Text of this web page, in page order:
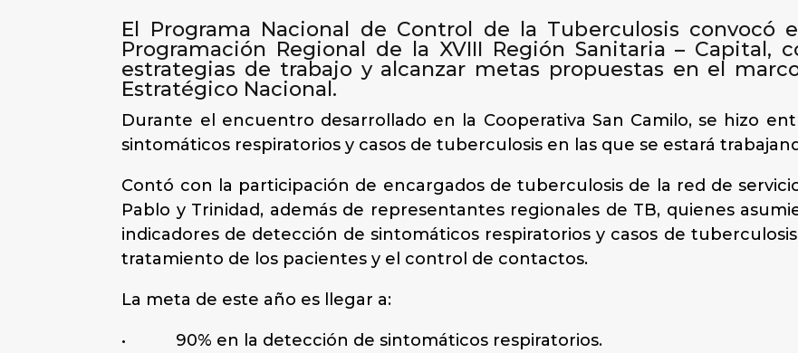
El Programa Nacional de Control de la Tuberculosis convocó
Programación Regional de la XVIII Región Sanitaria – Capital,
estrategias de trabajo y alcanzar metas propuestas en el
Estratégico Nacional.
Durante el encuentro desarrollado en la Cooperativa San Camilo, se hizo
sintomáticos respiratorios y casos de tuberculosis en las que se estará
Contó con la participación de encargados de tuberculosis de la red de
Pablo y Trinidad, además de representantes regionales de TB, quienes
indicadores de detección de sintomáticos respiratorios y casos de
tratamiento de los pacientes y el control de contactos.
La meta de este año es llegar a:
• 90% en la detección de sintomáticos respiratorios.